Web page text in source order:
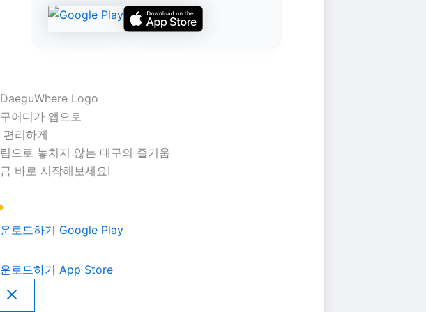
어디가 앱으로
편리하게
으로 놓치지 않는 대구의 즐거움
바로 시작해보세요!
로드하기 Google Play
로드하기 App Store